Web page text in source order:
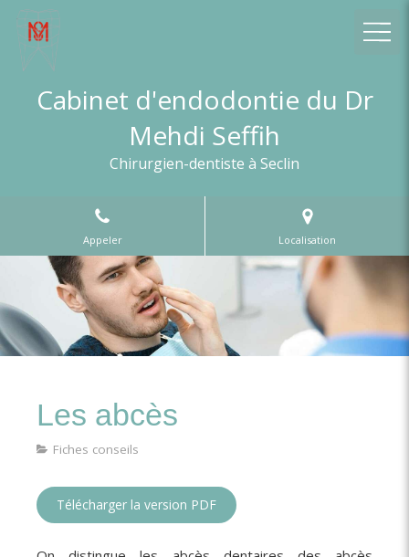
Cabinet d'endodontie du Dr
Mehdi Seffih
Chirurgien-dentiste à Seclin
Appeler Localisation
Les abcès
Fiches conseils
Télécharger la version PDF